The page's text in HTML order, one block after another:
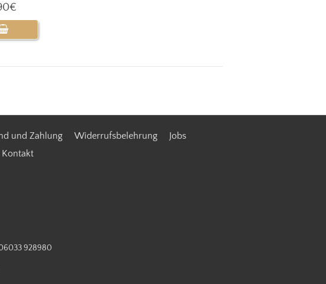
und Zahlung Widerrufsbelehrung
Jobs
Kontakt
928980